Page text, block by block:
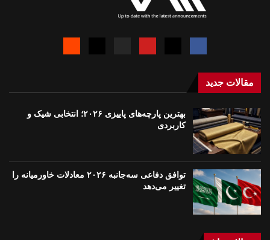
مقالات جدید
بهترین پارچه‌های پاییزی ۲۰۲۶؛ انتخابی شیک و
کاربردی
توافق دفاعی سه‌جانبه ۲۰۲۶ معادلات خاورمیانه را
تغییر می‌دهد